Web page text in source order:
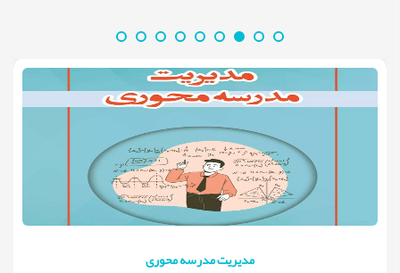
مدیریت مدرسه محوری